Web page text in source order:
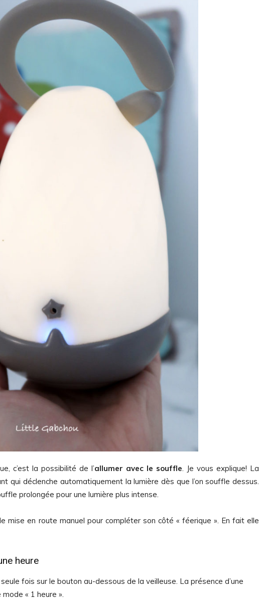
c’est la possibilité de l’allumer avec le souffle. Je vous explique! La
qui déclenche automatiquement la lumière dès que l’on souffle dessus.
prolongée pour une lumière plus intense.
mise en route manuel pour compléter son côté « féerique ». En fait elle
heure
fois sur le bouton au-dessous de la veilleuse. La présence d’une
« 1 heure ».